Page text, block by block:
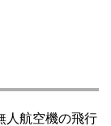
人航空機の飛行